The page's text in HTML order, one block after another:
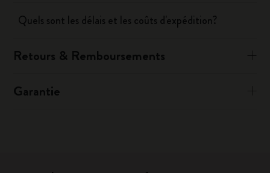
Quels sont les délais et les coûts d'expédition?
Retours & Remboursements
Garantie